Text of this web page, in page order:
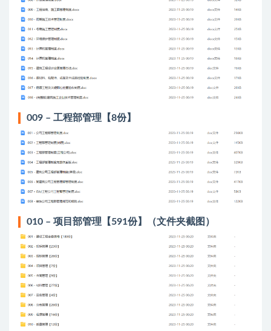
009 – 工程部管理【8份】
010 – 项目部管理【591份】（文件夹截图）